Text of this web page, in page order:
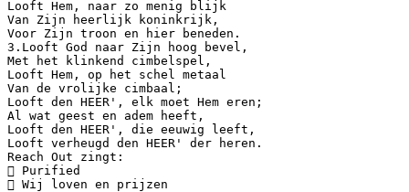
Looft Hem, naar zo menig blijk
Van Zijn heerlijk koninkrijk,
Voor Zijn troon en hier beneden.
3.Looft God naar Zijn hoog bevel,
Met het klinkend cimbelspel,
Looft Hem, op het schel metaal
Van de vrolijke cimbaal;
Looft den HEER', elk moet Hem eren;
Al wat geest en adem heeft,
Looft den HEER', die eeuwig leeft,
Looft verheugd den HEER' der heren.
Reach Out zingt:
 Purified
 Wij loven en prijzen